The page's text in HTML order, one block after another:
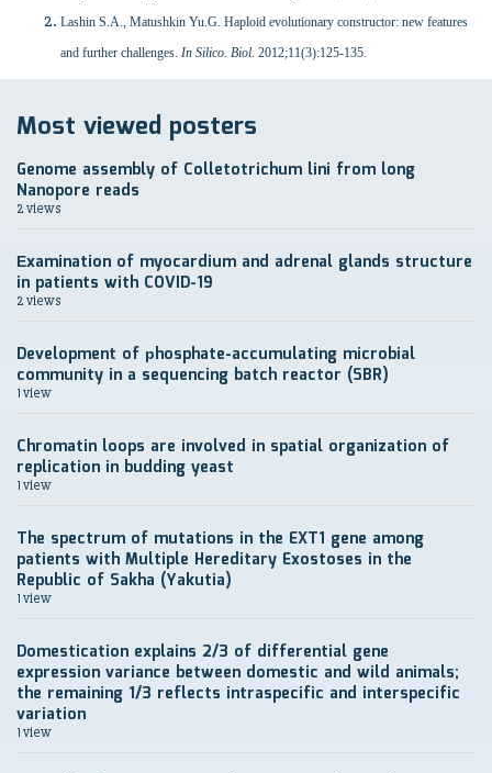
Lashin S.A., Matushkin Yu.G. Haploid evolutionary constructor: new features
and further challenges. In Silico. Biol. 2012;11(3):125-135.
Most viewed posters
Genome assembly of Colletotrichum lini from long
Nanopore reads
2 views
Еxamination of myocardium and adrenal glands structure
in patients with COVID-19
2 views
Development of рhosphate-accumulating microbial
community in a sequencing batch reactor (SBR)
1 view
Chromatin loops are involved in spatial organization of
replication in budding yeast
1 view
The spectrum of mutations in the EXT1 gene among
patients with Multiple Hereditary Exostoses in the
Republic of Sakha (Yakutia)
1 view
Domestication explains 2/3 of differential gene
expression variance between domestic and wild animals;
the remaining 1/3 reflects intraspecific and interspecific
variation
1 view